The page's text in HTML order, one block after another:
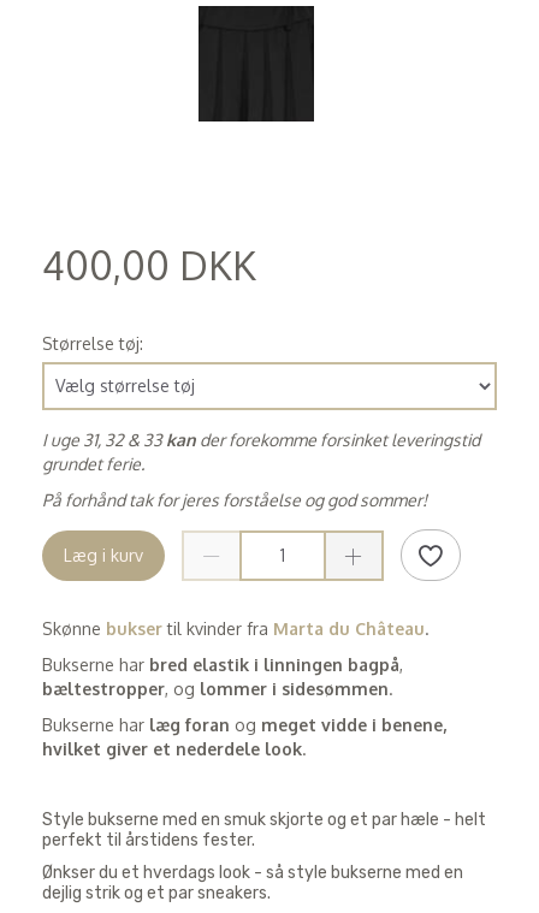
400,00 DKK
Størrelse tøj:
I uge 31, 32 & 33kan der forekomme forsinket leveringstid
grundet ferie.
På forhånd tak for jeres forståelse og god sommer!
Læg i kurv
Skønne buksertil kvinder fra Marta du Château.
Bukserne har bred elastik i linningen bagpå,
bæltestropper, og lommer i sidesømmen.
Bukserne har læg foran og meget vidde i benene,
hvilket giver et nederdele look.
Style bukserne med en smuk skjorte og et par hæle - helt
perfekt til årstidens fester.
Ønkser du et hverdags look - så style bukserne med en
dejlig strik og et par sneakers.